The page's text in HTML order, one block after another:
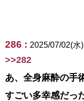
286 : 2025/07/02(水
>>282
あ、全身麻酔の手
すごい多幸感だっ